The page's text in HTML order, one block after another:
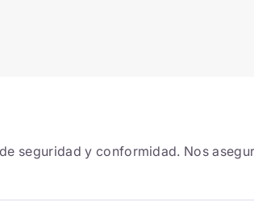
seguridad y conformidad. Nos